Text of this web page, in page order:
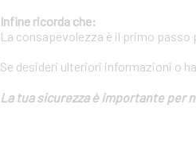
Infine ricorda che:
La consapevolezza è il primo passo
Se desideri ulteriori informazioni o
La tua sicurezza è importante per